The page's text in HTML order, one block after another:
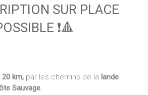
SUR PLACE
❗️🔺
20 km, par les chemins de la lande
Sauvage.